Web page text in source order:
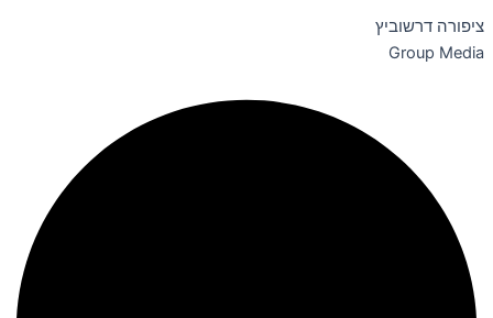
ציפורה דרשוביץ
Group Media